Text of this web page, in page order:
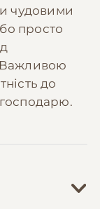
чудовими
просто
Важливою
до